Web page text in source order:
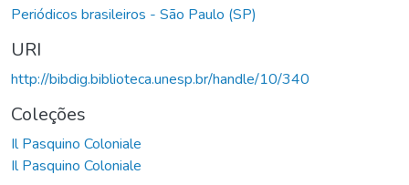
Periódicos brasileiros - São Paulo (SP)
URI
http://bibdig.biblioteca.unesp.br/handle/10/340
Coleções
Il Pasquino Coloniale
Il Pasquino Coloniale